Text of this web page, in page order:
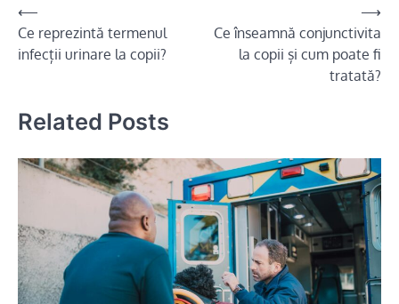
Navigare
în
articole
⟵
Ce reprezintă termenul
infecții urinare la copii?
Ce înseamnă conjunctivita
la copii și cum poate fi
tratată?
⟶
Related Posts